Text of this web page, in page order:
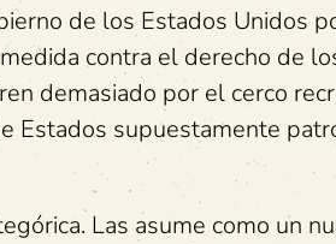
de los Estados Unidos
contra el derecho de
demasiado por el cerco
Estados supuestamente
Las asume como un